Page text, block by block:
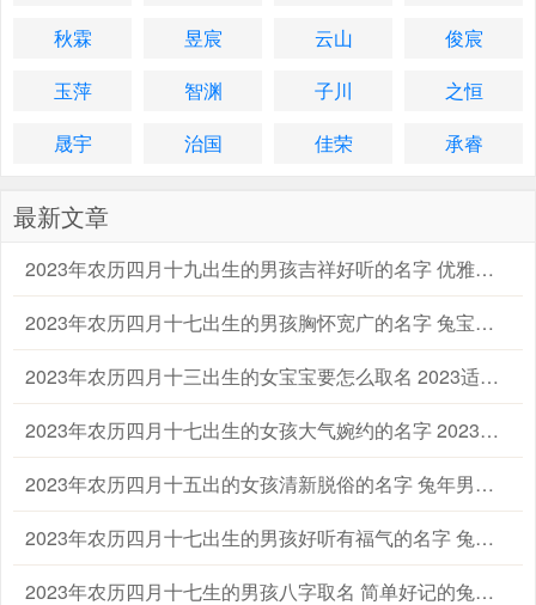
秋霖
昱宸 云山
俊宸
玉萍
智渊 子川
之恒
晟宇
治国 佳荣 承睿
最新文章
2023年农历四月十九出生的男孩吉祥好听的名字 优雅的兔男宝宝名字大全
2023年农历四月十七出生的男孩胸怀宽广的名字 兔宝宝起名字大全男孩生辰八字起名
2023年农历四月十三出生的女宝宝要怎么取名 2023适合属兔的女孩宝宝名字大全
2023年农历四月十七出生的女孩大气婉约的名字 2023兔年宝宝女孩子取名字大全
2023年农历四月十五出的女孩清新脱俗的名字 兔年男宝宝女宝宝名字大全
2023年农历四月十七出生的男孩好听有福气的名字 兔年男孩名字2023年名字大全
2023年农历四月十七生的男孩八字取名 简单好记的兔男孩名字